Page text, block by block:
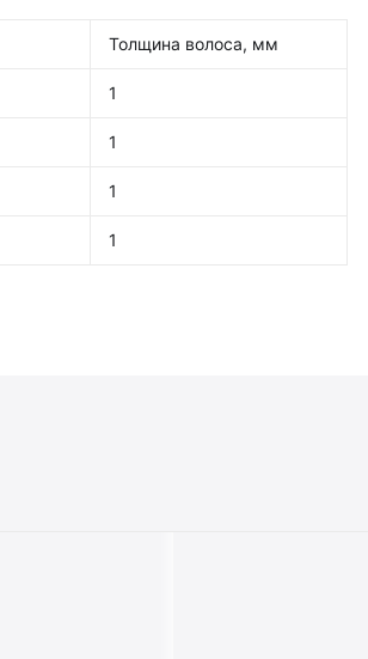
Толщина волоса, мм
1
1
1
1